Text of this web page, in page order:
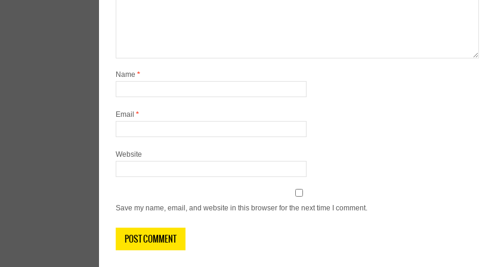
Name *
Email *
Website
Save my name, email, and website in this browser for the next time I comment.